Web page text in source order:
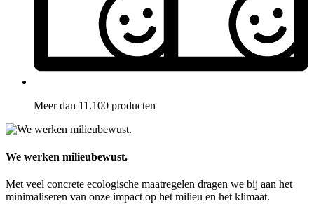
Meer dan 11.100 producten
We werken milieubewust.
Met veel concrete ecologische maatregelen dragen we bij aan het
minimaliseren van onze impact op het milieu en het klimaat.